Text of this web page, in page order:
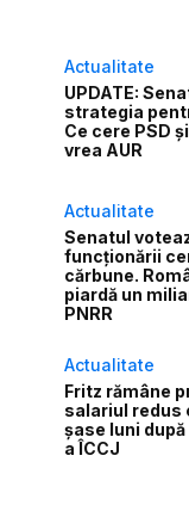
Actualitate
UPDATE:
strategia
Ce cere PSD
vrea AUR
Actualitate
Senatul
funcționării
cărbune.
piardă un
PNRR
Actualitate
Fritz rămâne
salariul redus
șase luni
a ÎCCJ